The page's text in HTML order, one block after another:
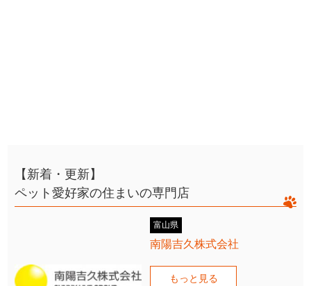
【新着・更新】
ペット愛好家の住まいの専門店
富山県
南陽吉久株式会社
もっと見る